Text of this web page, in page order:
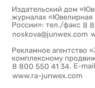
Издательский дом
журналах
России»: тел./факс 8
noskova@junwex.com
Рекламное агентство
комплексному
8 800 550 41 34. E-
www.ra-junwex.com